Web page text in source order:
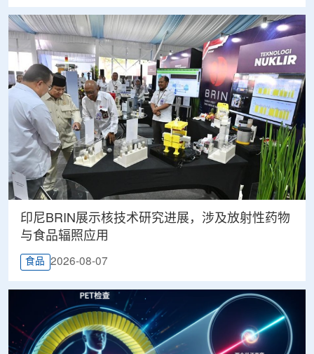
印尼BRIN展示核技术研究进展，涉及放射性药物
与食品辐照应用
食品 2026-08-07